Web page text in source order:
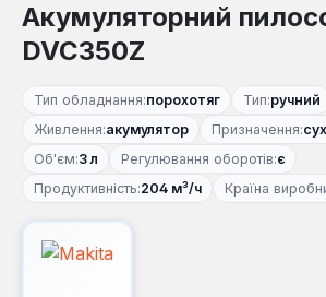
Акумуляторний
DVC350Z
Тип обладнання:порохотяг Тип:ручний
Живлення:акумулятор Призначення:
Об'єм:3 л Регулювання оборотів:є
Продуктивність:204 м³/ч Країна